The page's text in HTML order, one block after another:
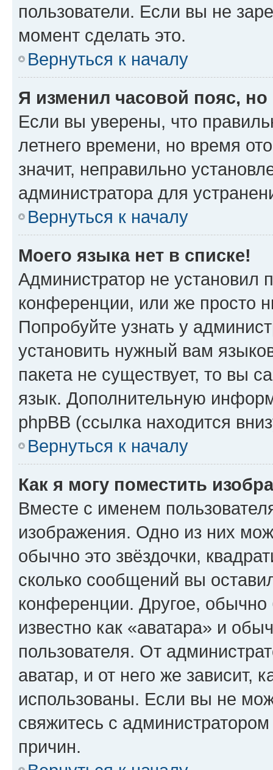
пользователи. Если вы не
момент сделать это.
Вернуться к началу
Я изменил часовой пояс,
Если вы уверены, что
летнего времени, но время
значит, неправильно
администратора для
Вернуться к началу
Моего языка нет в списке!
Администратор не установил
конференции, или же просто
Попробуйте узнать у
установить нужный вам
пакета не существует, то вы
язык. Дополнительную
phpBB (ссылка находится
Вернуться к началу
Как я могу поместить
Вместе с именем
изображения. Одно из них
обычно это звёздочки,
сколько сообщений вы
конференции. Другое,
известно как «аватара» и
пользователя. От
аватар, и от него же зависит,
использованы. Если вы не
свяжитесь с
причин.